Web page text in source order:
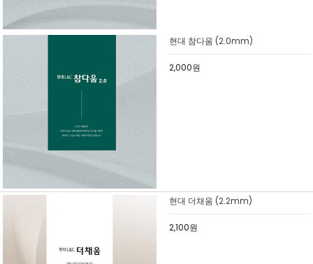
현대 참다움 (2.0mm)
2,000원
현대 더채움 (2.2mm)
2,100원